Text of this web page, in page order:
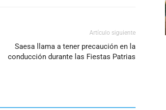
Artículo siguiente
Saesa llama a tener precaución en la
conducción durante las Fiestas Patrias